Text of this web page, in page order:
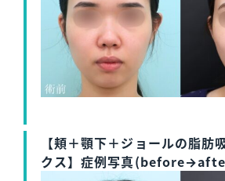
【頬＋顎下＋ジョールの脂肪
クス】症例写真